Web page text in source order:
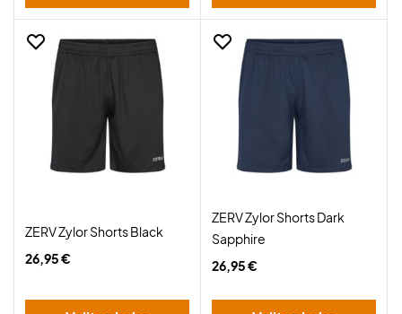
ZERV Zylor Shorts Black
26,95 €
ZERV Zylor Shorts Dark
Sapphire
26,95 €